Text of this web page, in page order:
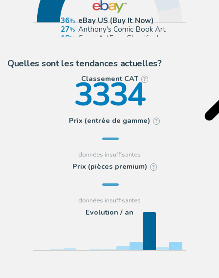
36
eBay US (Buy It Now)
27
Anthony's Comic Book Art
18
ComicArtFans Classifieds
Quelles sont les tendances actuelles?
Classement CAT ?
3334
Prix (entrée de gamme) ?
Prix (pièces premium) ?
Evolution / an